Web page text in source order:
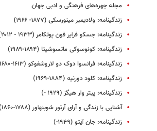
مجله چهره‌های فرهنگی و ادبی جهان
زندگینامه: ولادیمیر مینورسکی (۱۸۷۷- ۱۹۶۶)
زندگینامه: جسکو فرایر فون پوتکامر (۱۹۳۳ - ۲۰۱۲)
زندگینامه: کونوسوکی ماتسوشیتا (۱۸۹۴-۱۹۸۹)
زندگینامه: فرانسوا دوک دو لاروشفوکو (۱۶۱۳-۱۶۸۰)
زندگینامه: کلود دورنیه (۱۸۸۴-۱۹۶۹)
زندگینامه: پیتر وار هیگز (۱۹۲۹ -)
آشنایی با زندگی و آرای آرتور شوپنهاور (۱۷۸۸-۱۸۶۰)
زندگینامه: جان آیتو (۱۹۴۹-)